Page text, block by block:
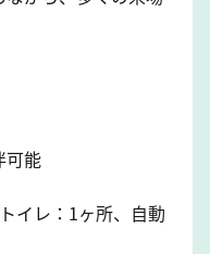
可能
イレ：1ヶ所、自動